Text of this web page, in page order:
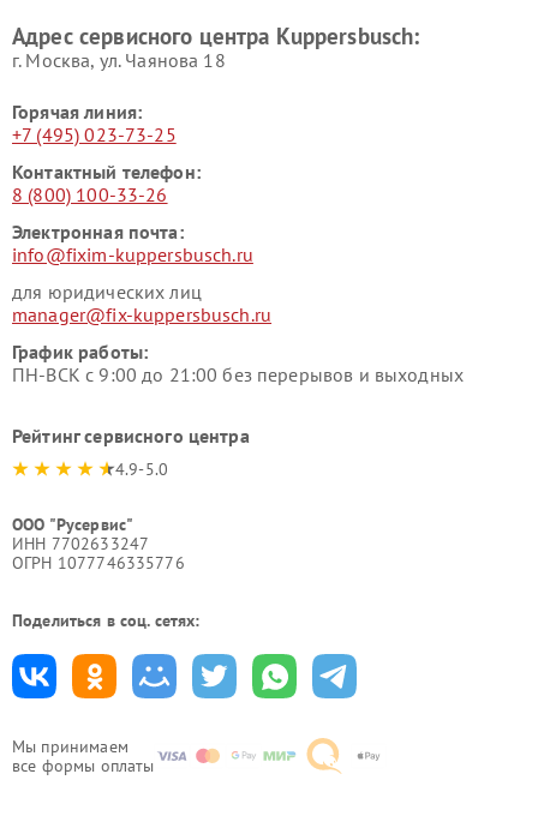
Мы принимаем
все формы оплаты
Ремонт сушильных машин Kuppersbusch
Адрес сервисного центра Kuppersbusch:
г. Москва, ул. Чаянова 18
Горячая линия:
+7 (495) 023-73-25
Контактный телефон:
8 (800) 100-33-26
Электронная почта:
info@fixim-kuppersbusch.ru
для юридических лиц
manager@fix-kuppersbusch.ru
График работы:
ПН-ВСК с 9:00 до 21:00 без перерывов и выходных
Рейтинг сервисного центра
4.9-5.0
ООО "Русервис"
ИНН 7702633247
ОГРН 1077746335776
Поделиться в соц. сетях: